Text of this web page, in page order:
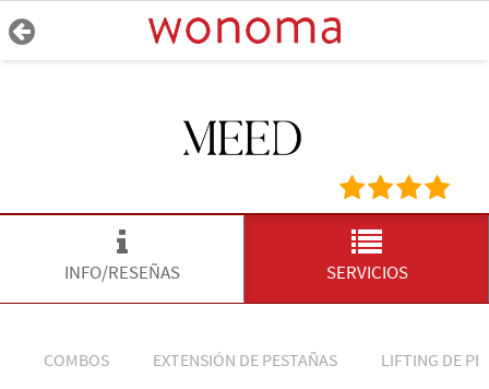
INFO/RESEÑAS SERVICIOS
COMBOS EXTENSIÓN DE PESTAÑAS LIFTING DE